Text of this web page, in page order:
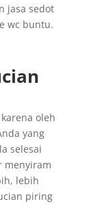
jasa sedot
wc buntu.
oleh
yang
selesai
menyiram
lebih
piring